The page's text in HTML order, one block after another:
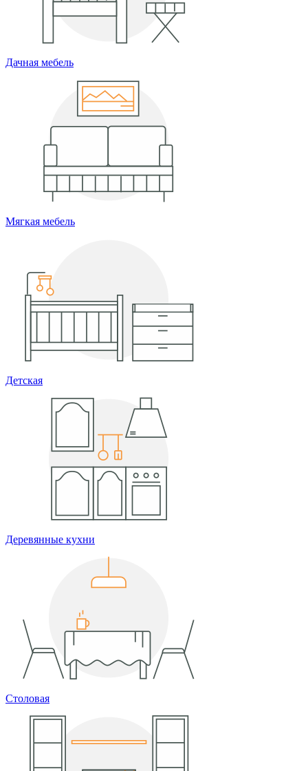
Дачная мебель
Мягкая мебель
Детская
Деревянные кухни
Столовая